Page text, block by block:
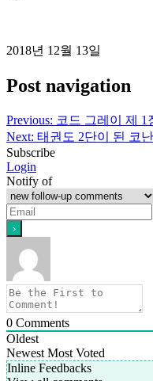
2018년 12월 13일
Post navigation
Previous: 코드 그레이 제
Next: 태권도 2단이 된 코
Subscribe
Login
Notify of
0 Comments
Oldest
Newest Most Voted
Inline Feedbacks